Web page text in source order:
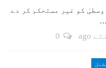
کو غیر مستحکم کر دے